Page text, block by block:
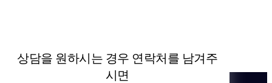
상담을 원하시는 경우 연락처를 남겨주
시면